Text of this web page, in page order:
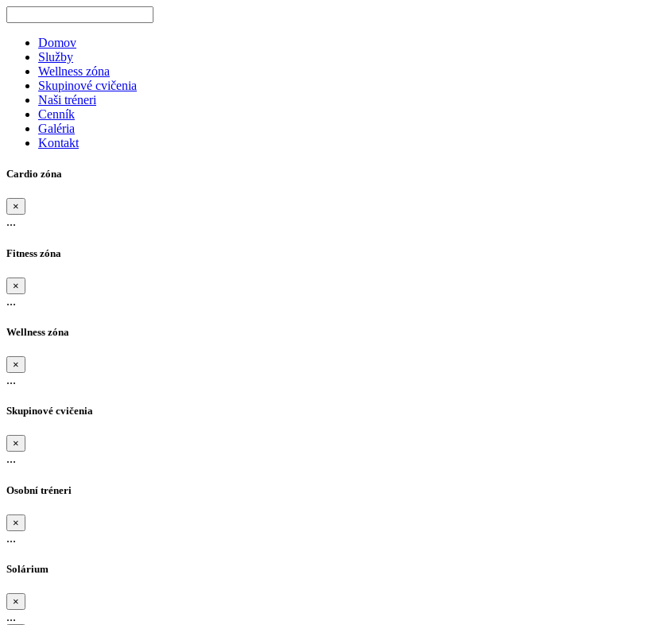
Domov
Služby
Wellness zóna
Skupinové cvičenia
Naši tréneri
Cenník
Galéria
Kontakt
Cardio zóna
×
...
Fitness zóna
×
...
Wellness zóna
×
...
Skupinové cvičenia
×
...
Osobní tréneri
×
...
Solárium
×
...